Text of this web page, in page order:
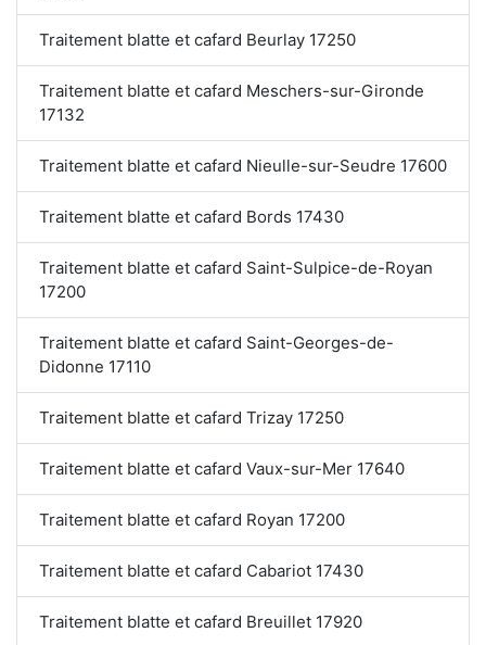
Traitement blatte et cafard Beurlay 17250
Traitement blatte et cafard Meschers-sur-Gironde
17132
Traitement blatte et cafard Nieulle-sur-Seudre 17600
Traitement blatte et cafard Bords 17430
Traitement blatte et cafard Saint-Sulpice-de-Royan
17200
Traitement blatte et cafard Saint-Georges-de-
Didonne 17110
Traitement blatte et cafard Trizay 17250
Traitement blatte et cafard Vaux-sur-Mer 17640
Traitement blatte et cafard Royan 17200
Traitement blatte et cafard Cabariot 17430
Traitement blatte et cafard Breuillet 17920